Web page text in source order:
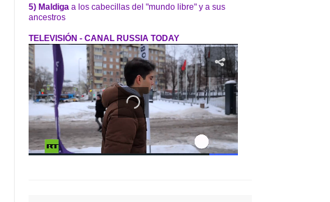
5) Maldiga a los cabecillas del "mundo libre" y a sus
ancestros
TELEVISIÓN - CANAL RUSSIA TODAY